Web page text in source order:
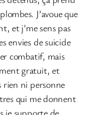
J’avoue que
et j’me sens pas
envies de suicide
combatif, mais
gratuit, et
rien ni personne
qui me donnent